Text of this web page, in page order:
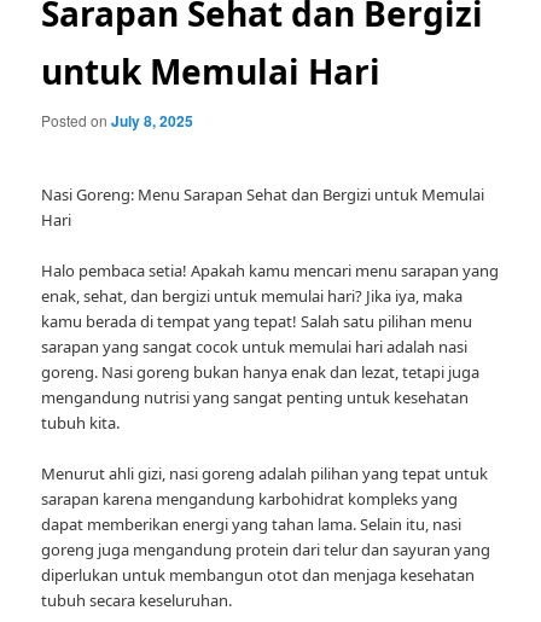
Sarapan Sehat dan Bergizi
untuk Memulai Hari
Posted onJuly 8, 2025
Nasi Goreng: Menu Sarapan Sehat dan Bergizi untuk Memulai
Hari
Halo pembaca setia! Apakah kamu mencari menu sarapan yang
enak, sehat, dan bergizi untuk memulai hari? Jika iya, maka
kamu berada di tempat yang tepat! Salah satu pilihan menu
sarapan yang sangat cocok untuk memulai hari adalah nasi
goreng. Nasi goreng bukan hanya enak dan lezat, tetapi juga
mengandung nutrisi yang sangat penting untuk kesehatan
tubuh kita.
Menurut ahli gizi, nasi goreng adalah pilihan yang tepat untuk
sarapan karena mengandung karbohidrat kompleks yang
dapat memberikan energi yang tahan lama. Selain itu, nasi
goreng juga mengandung protein dari telur dan sayuran yang
diperlukan untuk membangun otot dan menjaga kesehatan
tubuh secara keseluruhan.